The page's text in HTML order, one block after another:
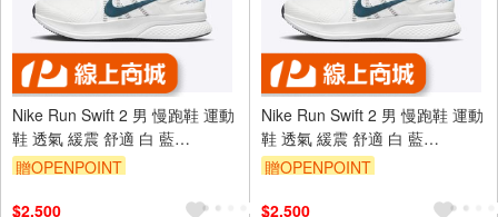
Nike Run Swift 2 男 慢跑鞋 運動
鞋 透氣 緩震 舒適 白 藍
[CU3517-101]
贈OPENPOINT
$2,500
Nike Run Swift 2 男 慢跑鞋 運動
鞋 透氣 緩震 舒適 白 藍
[CU3517-101]
贈OPENPOINT
$2,500